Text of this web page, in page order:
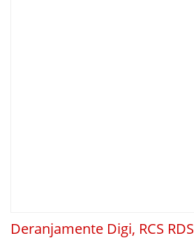
Deranjamente Digi, RCS RDS